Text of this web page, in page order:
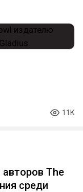
11K
The
среди